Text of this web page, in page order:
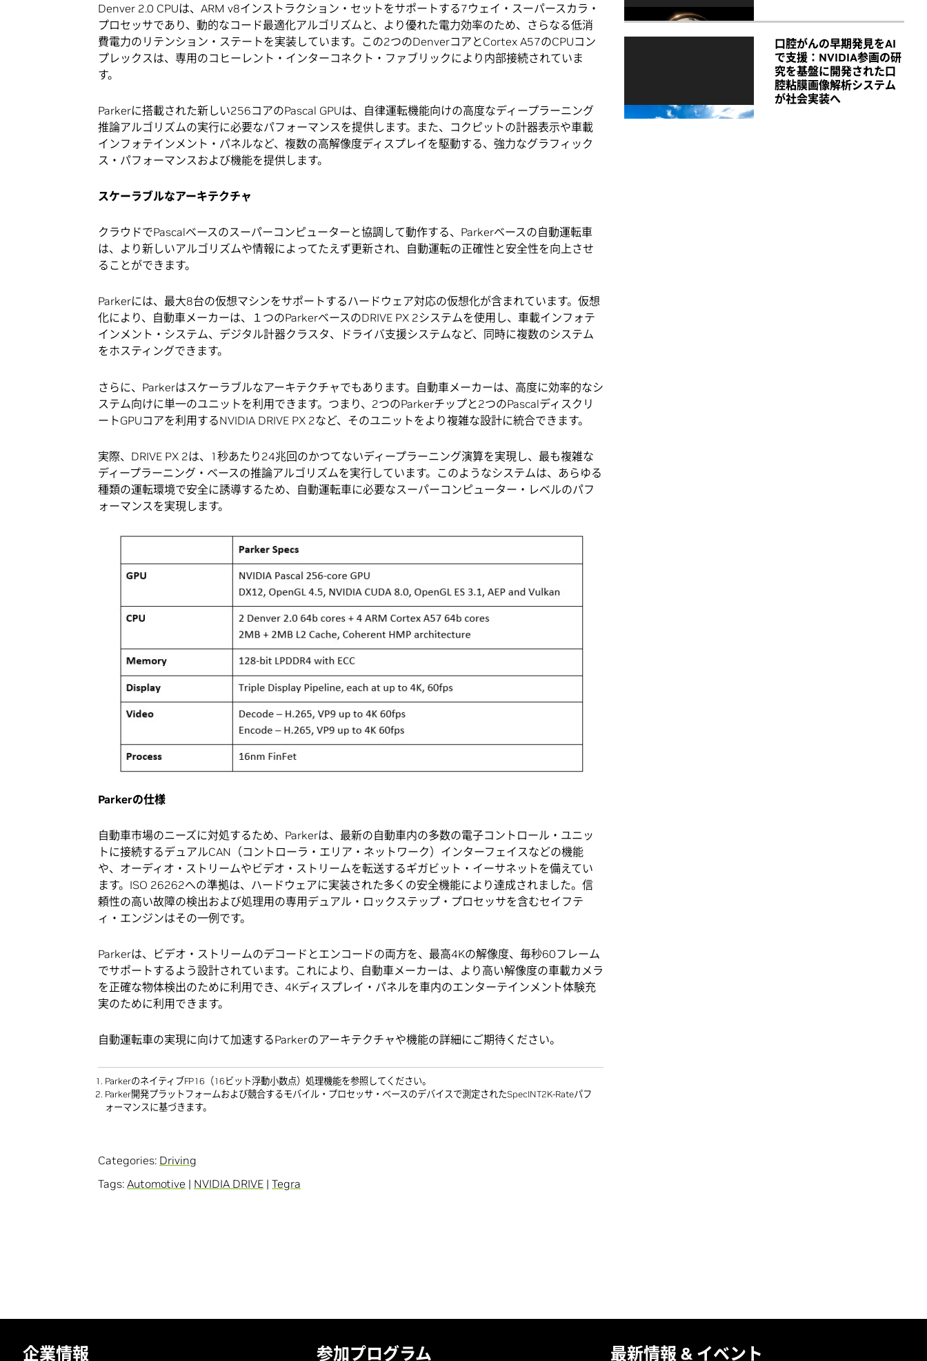
Denver 2.0 CPUは、ARM v8インストラクション・セットをサポートする7ウェイ・スーパースカラ・
プロセッサであり、動的なコード最適化アルゴリズムと、より優れた電力効率のため、さらなる低消
費電力のリテンション・ステートを実装しています。この2つのDenverコアとCortex A57のCPUコン
プレックスは、専用のコヒーレント・インターコネクト・ファブリックにより内部接続されていま
す。
Parkerに搭載された新しい256コアのPascal GPUは、自律運転機能向けの高度なディープラーニング
推論アルゴリズムの実行に必要なパフォーマンスを提供します。また、コクピットの計器表示や車載
インフォテインメント・パネルなど、複数の高解像度ディスプレイを駆動する、強力なグラフィック
ス・パフォーマンスおよび機能を提供します。
スケーラブルなアーキテクチャ
クラウドでPascalベースのスーパーコンピューターと協調して動作する、Parkerベースの自動運転車
は、より新しいアルゴリズムや情報によってたえず更新され、自動運転の正確性と安全性を向上させ
ることができます。
Parkerには、最大8台の仮想マシンをサポートするハードウェア対応の仮想化が含まれています。仮想
化により、自動車メーカーは、１つのParkerベースのDRIVE PX 2システムを使用し、車載インフォテ
インメント・システム、デジタル計器クラスタ、ドライバ支援システムなど、同時に複数のシステム
をホスティングできます。
さらに、Parkerはスケーラブルなアーキテクチャでもあります。自動車メーカーは、高度に効率的なシ
ステム向けに単一のユニットを利用できます。つまり、2つのParkerチップと2つのPascalディスクリ
ートGPUコアを利用するNVIDIA DRIVE PX 2など、そのユニットをより複雑な設計に統合できます。
実際、DRIVE PX 2は、1秒あたり24兆回のかつてないディープラーニング演算を実現し、最も複雑な
ディープラーニング・ベースの推論アルゴリズムを実行しています。このようなシステムは、あらゆる
種類の運転環境で安全に誘導するため、自動運転車に必要なスーパーコンピューター・レベルのパフ
ォーマンスを実現します。
Parkerの仕様
自動車市場のニーズに対処するため、Parkerは、最新の自動車内の多数の電子コントロール・ユニッ
トに接続するデュアルCAN（コントローラ・エリア・ネットワーク）インターフェイスなどの機能
や、オーディオ・ストリームやビデオ・ストリームを転送するギガビット・イーサネットを備えてい
ます。ISO 26262への準拠は、ハードウェアに実装された多くの安全機能により達成されました。信
頼性の高い故障の検出および処理用の専用デュアル・ロックステップ・プロセッサを含むセイフテ
ィ・エンジンはその一例です。
Parkerは、ビデオ・ストリームのデコードとエンコードの両方を、最高4Kの解像度、毎秒60フレーム
でサポートするよう設計されています。これにより、自動車メーカーは、より高い解像度の車載カメラ
を正確な物体検出のために利用でき、4Kディスプレイ・パネルを車内のエンターテインメント体験充
実のために利用できます。
自動運転車の実現に向けて加速するParkerのアーキテクチャや機能の詳細にご期待ください。
ParkerのネイティブFP16（16ビット浮動小数点）処理機能を参照してください。
Parker開発プラットフォームおよび競合するモバイル・プロセッサ・ベースのデバイスで測定されたSpecINT2K-Rateパフ
ォーマンスに基づきます。
Categories: Driving
Tags: Automotive | NVIDIA DRIVE | Tegra
口腔がんの早期発見をAI
で支援：NVIDIA参画の研
究を基盤に開発された口
腔粘膜画像解析システム
が社会実装へ
企業情報 参加プログラム 最新情報 & イベント